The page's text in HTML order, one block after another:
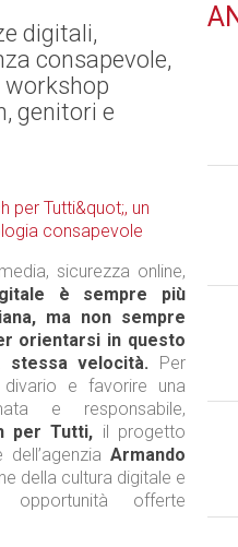
digitali,
consapevole,
genitori e
sicurezza online,
è sempre più
ma non sempre
orientarsi in questo
stessa velocità.
Per
e favorire una
e responsabile,
per Tutti, il progetto
Armando
della cultura digitale e
opportunità offerte